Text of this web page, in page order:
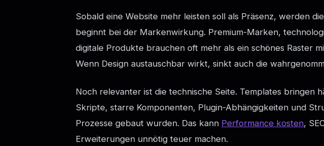
Sobald eine Website mehr leisten soll als Präsenz, werden
beginnt bei der Markenwirkung. Premium-Marken,
digitale Produkte brauchen oft mehr als ein schönes Raster
Wenn Design austauschbar wirkt, sinkt auch die
Noch relevanter ist die technische Seite. Templates bringen
Skripte, starre Komponenten, Plugin-Abhängigkeiten und
Prozesse gebaut wurden. Das kann Performance kosten,
Erweiterungen unnötig teuer machen.